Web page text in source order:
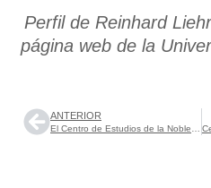
Perfil de Reinhard
página web de la
ANTERIOR